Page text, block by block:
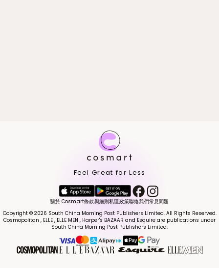
Feel Great for Less
關於 Cosmart條款與細則私隱政策聯絡我們常見問題
Copyright © 2026 South China Morning Post Publishers Limited. All Rights Reserved.
Cosmopolitan , ELLE , ELLE MEN , Harper's BAZAAR and Esquire are publications under
South China Morning Post Publishers Limited.